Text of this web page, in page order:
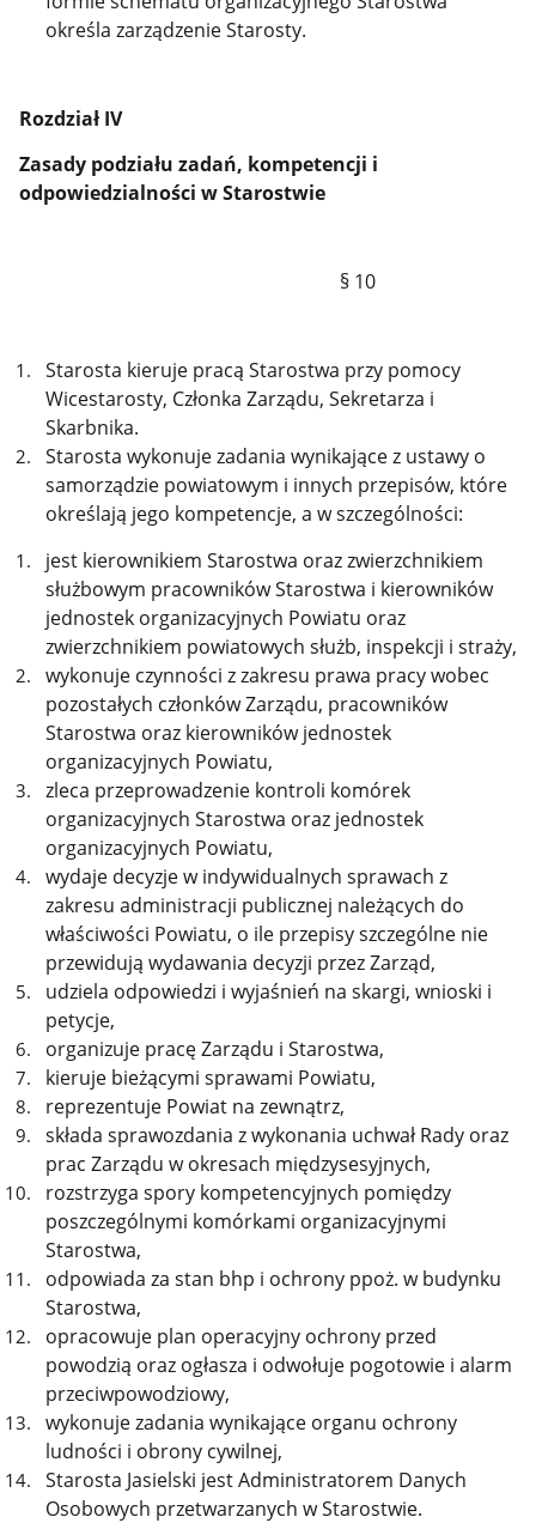
określa zarządzenie Starosty.
Rozdział IV
Zasady podziału zadań, kompetencji i
odpowiedzialności w Starostwie
§ 10
Starosta kieruje pracą Starostwa przy pomocy
Wicestarosty, Członka Zarządu, Sekretarza i
Skarbnika.
Starosta wykonuje zadania wynikające z ustawy o
samorządzie powiatowym i innych przepisów, które
określają jego kompetencje, a w szczególności:
jest kierownikiem Starostwa oraz zwierzchnikiem
służbowym pracowników Starostwa i kierowników
jednostek organizacyjnych Powiatu oraz
zwierzchnikiem powiatowych służb, inspekcji i straży,
wykonuje czynności z zakresu prawa pracy wobec
pozostałych członków Zarządu, pracowników
Starostwa oraz kierowników jednostek
organizacyjnych Powiatu,
zleca przeprowadzenie kontroli komórek
organizacyjnych Starostwa oraz jednostek
organizacyjnych Powiatu,
wydaje decyzje w indywidualnych sprawach z
zakresu administracji publicznej należących do
właściwości Powiatu, o ile przepisy szczególne nie
przewidują wydawania decyzji przez Zarząd,
udziela odpowiedzi i wyjaśnień na skargi, wnioski i
petycje,
organizuje pracę Zarządu i Starostwa,
kieruje bieżącymi sprawami Powiatu,
reprezentuje Powiat na zewnątrz,
składa sprawozdania z wykonania uchwał Rady oraz
prac Zarządu w okresach międzysesyjnych,
rozstrzyga spory kompetencyjnych pomiędzy
poszczególnymi komórkami organizacyjnymi
Starostwa,
odpowiada za stan bhp i ochrony ppoż. w budynku
Starostwa,
opracowuje plan operacyjny ochrony przed
powodzią oraz ogłasza i odwołuje pogotowie i alarm
przeciwpowodziowy,
wykonuje zadania wynikające organu ochrony
ludności i obrony cywilnej,
Starosta Jasielski jest Administratorem Danych
Osobowych przetwarzanych w Starostwie.